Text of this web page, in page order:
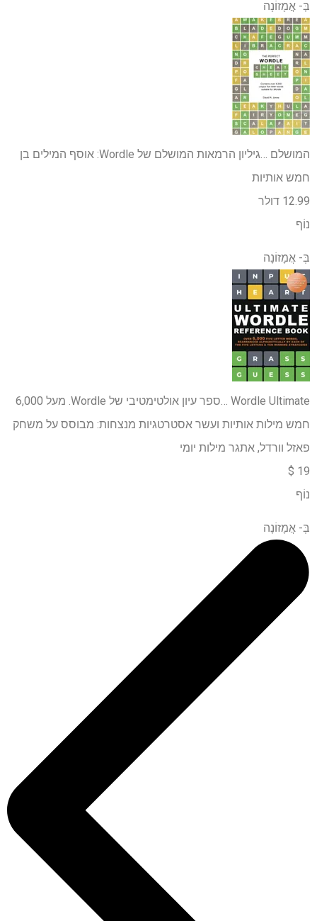
בְּ- אֲמָזוֹנָה
המושלם …
גיליון הרמאות המושלם של Wordle: אוסף המילים בן
חמש אותיות
12.99 דולר
נוֹף
בְּ- אֲמָזוֹנָה
Wordle Ultimate …
ספר עיון אולטימטיבי של Wordle. מעל 6,000
חמש מילות אותיות ועשר אסטרטגיות מנצחות: מבוסס על משחק
פאזל וורדל, אתגר מילות יומי
19 $
נוֹף
בְּ- אֲמָזוֹנָה